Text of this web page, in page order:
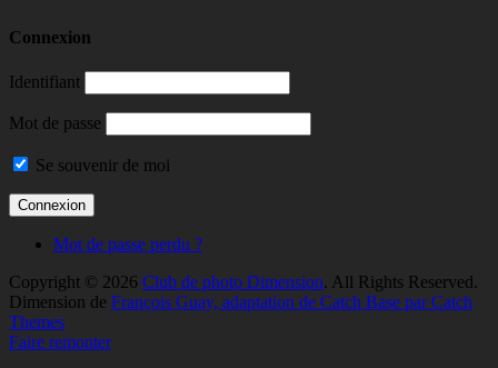
Connexion
Identifiant
Mot de passe
Se souvenir de moi
Mot de passe perdu ?
Copyright © 2026 Club de photo Dimension. All Rights Reserved.
Dimension de François Guay, adaptation de Catch Base par Catch
Themes
Faire remonter